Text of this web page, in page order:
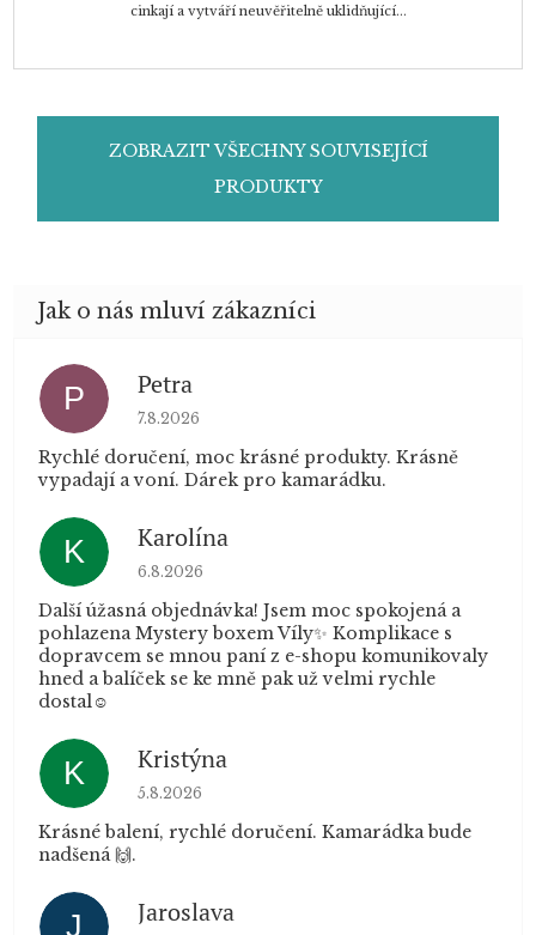
cinkají a vytváří neuvěřitelně uklidňující...
ZOBRAZIT VŠECHNY SOUVISEJÍCÍ
PRODUKTY
P Petra
Hodnocení obchodu je 5 z 5 hvězdiček.
7.8.2026
Rychlé doručení, moc krásné produkty. Krásně
vypadají a voní. Dárek pro kamarádku.
K Karolína
Hodnocení obchodu je 5 z 5 hvězdiček.
6.8.2026
Další úžasná objednávka! Jsem moc spokojená a
pohlazena Mystery boxem Víly✨ Komplikace s
dopravcem se mnou paní z e-shopu komunikovaly
hned a balíček se ke mně pak už velmi rychle
dostal☺️
K Kristýna
Hodnocení obchodu je 5 z 5 hvězdiček.
5.8.2026
Krásné balení, rychlé doručení. Kamarádka bude
nadšená 🙌.
J Jaroslava